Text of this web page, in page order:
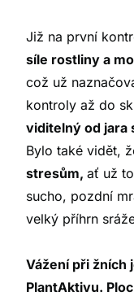
Již na první
síle rostliny a
což už
kontroly až do
viditelný od jara
Bylo také vidět,
stresům, ať už
sucho, pozdní
velký příhrn
Vážení při žních
PlantAktivu.